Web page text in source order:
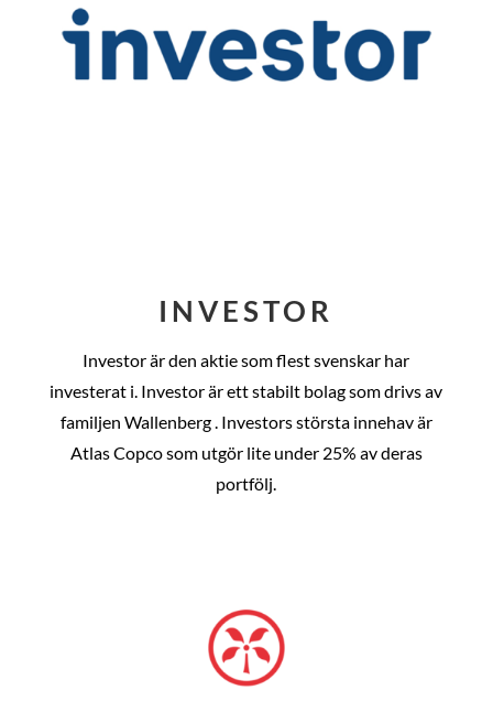
INVESTOR
Investor är den aktie som flest svenskar har
investerat i. Investor är ett stabilt bolag som drivs av
familjen Wallenberg . Investors största innehav är
Atlas Copco som utgör lite under 25% av deras
portfölj.